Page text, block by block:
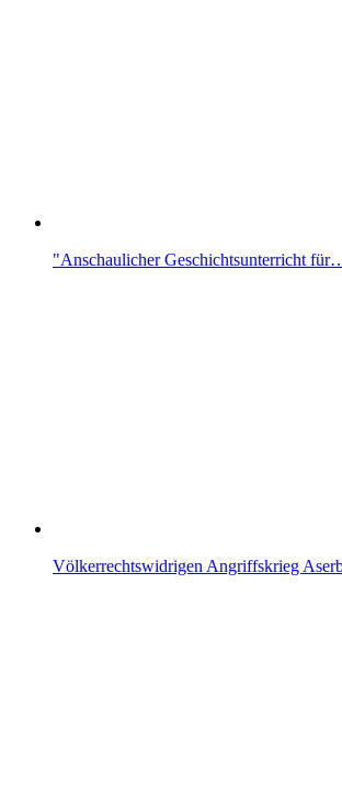
"Anschaulicher Geschichtsunterricht
Völkerrechtswidrigen Angriffskrieg